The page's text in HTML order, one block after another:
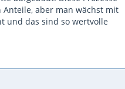
aber man wächst mit
und das sind so wertvolle